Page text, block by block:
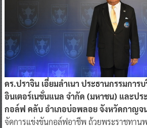
ดร.ปราจิน เอี่ยมลำเนา ประธานกรรมการ
อินเตอร์เนชั่นแนล จำกัด (มหาชน) และปร
กอล์ฟ คลับ อำเภอบ่อพลอย จังหวัดกาญจ
จัดการแข่งขันกอล์ฟอาชีพ ถ้วยพระราชทาน